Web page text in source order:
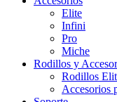
Elite
Infini
Pro
Miche
Rodillos y
Rodillos
Accesorios